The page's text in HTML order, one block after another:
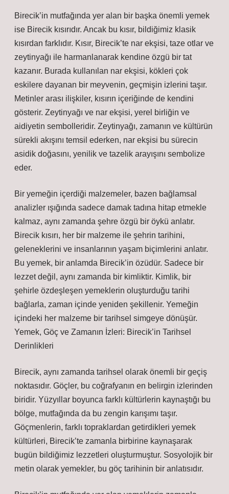
Birecik’in mutfağında yer alan bir başka önemli yemek
ise Birecik kısırıdır. Ancak bu kısır, bildiğimiz klasik
kısırdan farklıdır. Kısır, Birecik’te nar ekşisi, taze otlar ve
zeytinyağı ile harmanlanarak kendine özgü bir tat
kazanır. Burada kullanılan nar ekşisi, kökleri çok
eskilere dayanan bir meyvenin, geçmişin izlerini taşır.
Metinler arası ilişkiler, kısırın içeriğinde de kendini
gösterir. Zeytinyağı ve nar ekşisi, yerel birliğin ve
aidiyetin sembolleridir. Zeytinyağı, zamanın ve kültürün
sürekli akışını temsil ederken, nar ekşisi bu sürecin
asidik doğasını, yenilik ve tazelik arayışını sembolize
eder.
Bir yemeğin içerdiği malzemeler, bazen bağlamsal
analizler ışığında sadece damak tadına hitap etmekle
kalmaz, aynı zamanda şehre özgü bir öykü anlatır.
Birecik kısırı, her bir malzeme ile şehrin tarihini,
geleneklerini ve insanlarının yaşam biçimlerini anlatır.
Bu yemek, bir anlamda Birecik’in özüdür. Sadece bir
lezzet değil, aynı zamanda bir kimliktir. Kimlik, bir
şehirle özdeşleşen yemeklerin oluşturduğu tarihi
bağlarla, zaman içinde yeniden şekillenir. Yemeğin
içindeki her malzeme bir tarihsel simgeye dönüşür.
Yemek, Göç ve Zamanın İzleri: Birecik’in Tarihsel
Derinlikleri
Birecik, aynı zamanda tarihsel olarak önemli bir geçiş
noktasıdır. Göçler, bu coğrafyanın en belirgin izlerinden
biridir. Yüzyıllar boyunca farklı kültürlerin kaynaştığı bu
bölge, mutfağında da bu zengin karışımı taşır.
Göçmenlerin, farklı topraklardan getirdikleri yemek
kültürleri, Birecik’te zamanla birbirine kaynaşarak
bugün bildiğimiz lezzetleri oluşturmuştur. Sosyolojik bir
metin olarak yemekler, bu göç tarihinin bir anlatısıdır.